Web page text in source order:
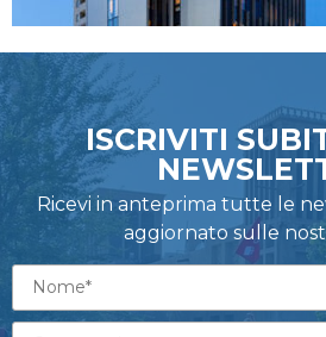
ISCRIVITI
Ricevi in anteprima tutte le
aggiornato sulle